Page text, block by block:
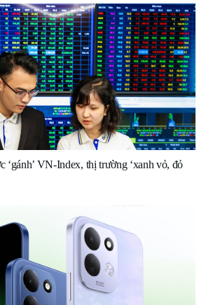
‘gánh’ VN-Index, thị trường ‘xanh vỏ, đỏ